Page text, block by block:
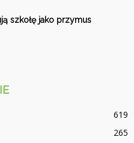
szkołę jako przymus
619
265